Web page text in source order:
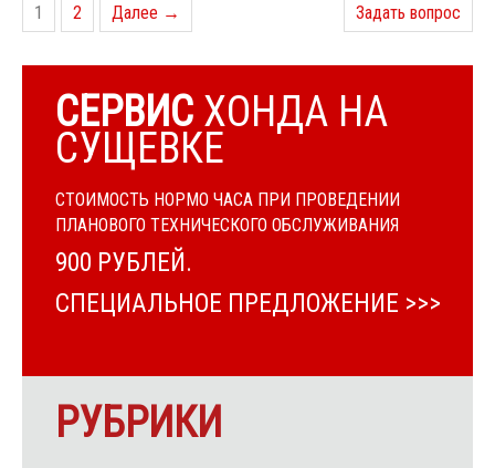
1 2 Далее → Задать вопрос
СЕРВИС ХОНДА НА
СУЩЕВКЕ
СТОИМОСТЬ НОРМО ЧАСА ПРИ ПРОВЕДЕНИИ
ПЛАНОВОГО ТЕХНИЧЕСКОГО ОБСЛУЖИВАНИЯ
900 РУБЛЕЙ.
СПЕЦИАЛЬНОЕ ПРЕДЛОЖЕНИЕ >>>
РУБРИКИ